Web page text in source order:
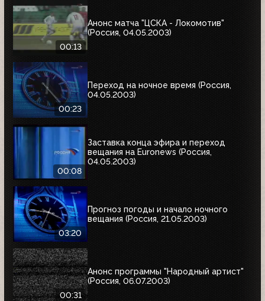
00:13
Анонс матча "ЦСКА - Локомотив"
(Россия, 04.05.2003)
00:23
Переход на ночное время (Россия,
04.05.2003)
00:08
Заставка конца эфира и переход
вещания на Euronews (Россия,
04.05.2003)
03:20
Прогноз погоды и начало ночного
вещания (Россия, 21.05.2003)
00:31
Анонс программы "Народный артист"
(Россия, 06.07.2003)